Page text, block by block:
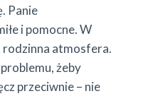
Panie
i pomocne. W
rodzinna atmosfera.
żeby
przeciwnie – nie